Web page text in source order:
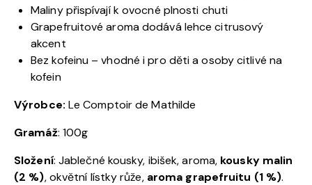
Maliny přispívají k ovocné plnosti chuti
Grapefruitové aroma dodává lehce citrusový
akcent
Bez kofeinu – vhodné i pro děti a osoby citlivé na
kofein
Výrobce: Le Comptoir de Mathilde
Gramáž: 100g
Složení: Jablečné kousky, ibišek, aroma, kousky malin
(2 %), okvětní lístky růže, aroma grapefruitu (1 %).